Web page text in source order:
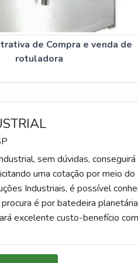
o que garante a melhor
de Compra e venda de
rotuladora
sem dúvidas, conseguirá
uma cotação por meio do
Industriais, é possível
é por batedeira planetária
excelente custo-benefício
PLANETÁRIA